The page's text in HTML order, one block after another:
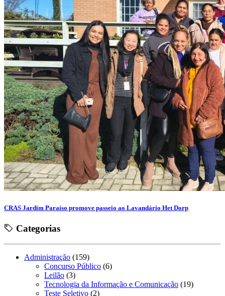
CRAS Jardim Paraíso promove passeio ao Lavandário Het Dorp
Categorias
Administração (159)
Concurso Público (6)
Leilão (3)
Tecnologia da Informação e Comunicação (19)
Teste Seletivo (2)